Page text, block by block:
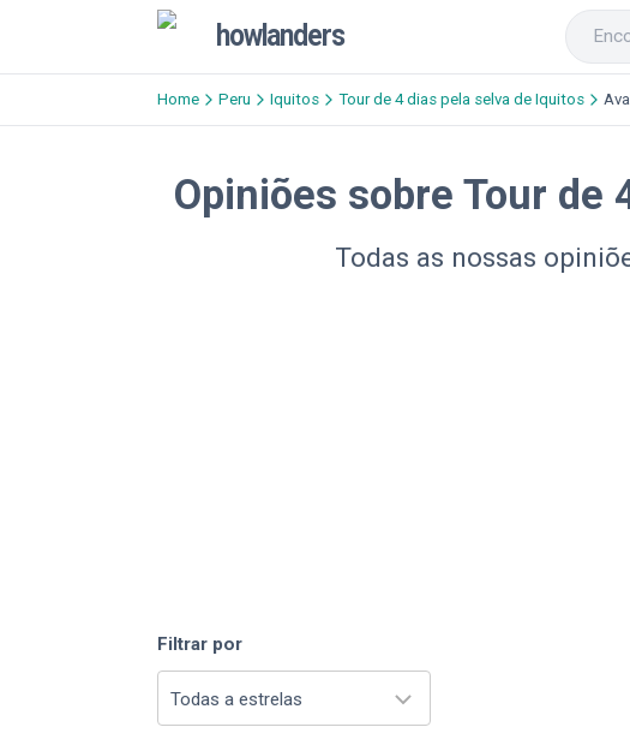
howlanders
Home Peru Iquitos Tour de 4 dias pela selva de Iquitos
Opiniões sobre Tour de
Todas as nossas
Filtrar por
Todas a estrelas